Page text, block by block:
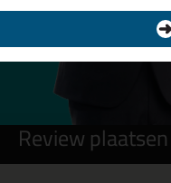
Review plaatsen